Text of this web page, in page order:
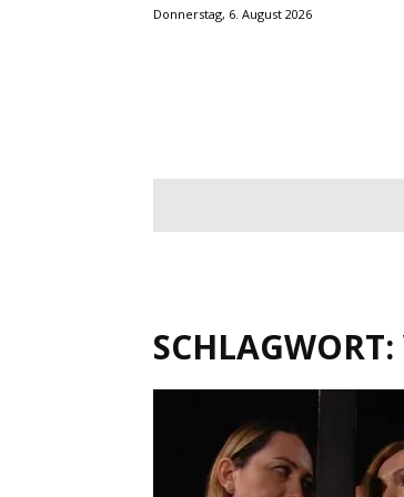
Donnerstag, 6. August 2026